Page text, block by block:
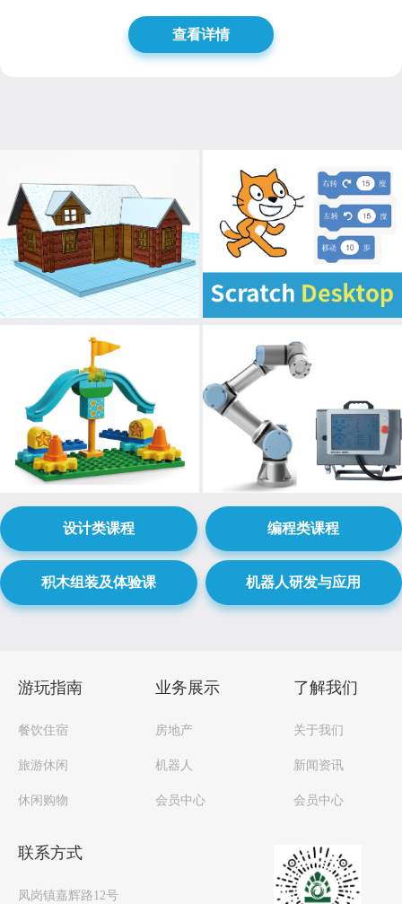
查看详情
设计类课程 编程类课程
积木组装及体验课 机器人研发与应用
游玩指南
餐饮住宿
旅游休闲
休闲购物
房地产
机器人
会员中心
业务展示
关于我们
新闻资讯
会员中心
了解我们
联系方式
凤岗镇嘉辉路12号